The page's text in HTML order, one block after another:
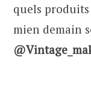
quels
mien demain